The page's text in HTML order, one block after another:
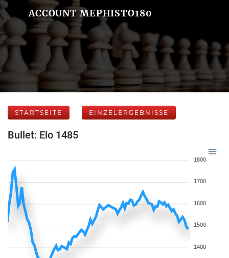
ACCOUNT MEPHISTO180
STARTSEITE EINZELERGEBNISSE
Bullet: Elo 1485
1800
1700
1600
1500
1400